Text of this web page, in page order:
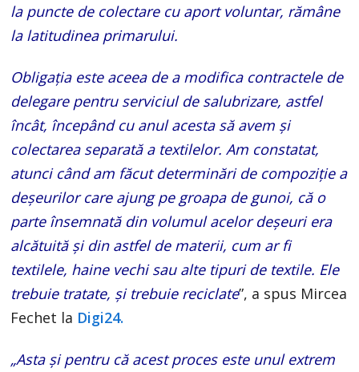
la puncte de colectare cu aport voluntar, rămâne
la latitudinea primarului.
Obligația este aceea de a modifica contractele de
delegare pentru serviciul de salubrizare, astfel
încât, începând cu anul acesta să avem și
colectarea separată a textilelor. Am constatat,
atunci când am făcut determinări de compoziție a
deșeurilor care ajung pe groapa de gunoi, că o
parte însemnată din volumul acelor deșeuri era
alcătuită și din astfel de materii, cum ar fi
textilele, haine vechi sau alte tipuri de textile. Ele
trebuie tratate, și trebuie reciclate”, a spus Mircea
Fechet la Digi24.
„Asta și pentru că acest proces este unul extrem